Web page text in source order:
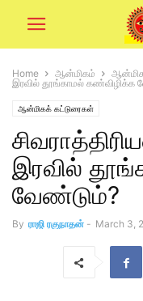
Home ஆன்மிகம்
இரவில் தூங்காமல் கண்விழிக்க
ஆன்மிகக் கட்டுரைகள்
இரவில்
வேண்டும்?
By ராஜி ரகுநாதன் - March 3,